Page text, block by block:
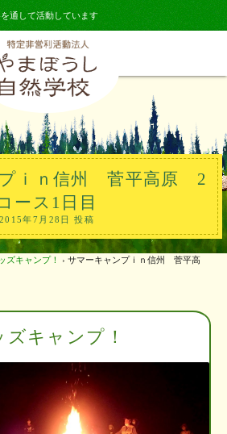
通して活動しています
ｉｎ信州 菅平高原 2
ース1日目
2015年7月28日 投稿
ズキャンプ！ › サマーキャンプｉｎ信州 菅平高
ズキャンプ！